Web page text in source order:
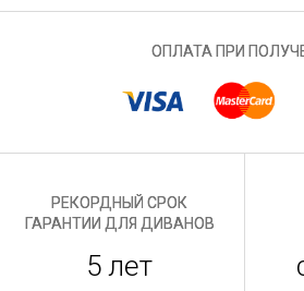
ОПЛАТА ПРИ
РЕКОРДНЫЙ СРОК
ГАРАНТИИ ДЛЯ ДИВАНОВ
5 лет